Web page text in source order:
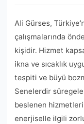
Ali Gürses,
çalışmalarında
kişidir. Hizmet
ikna ve sıcaklık
tespiti ve büyü
Senelerdir
beslenen
enerjiselle ilgili